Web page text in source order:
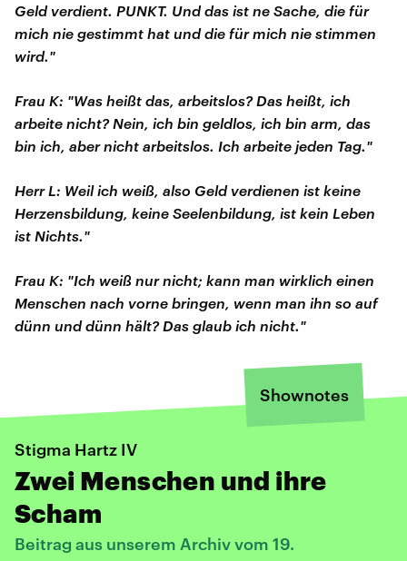
Geld verdient. PUNKT. Und das ist ne Sache, die für
mich nie gestimmt hat und die für mich nie stimmen
wird."
Frau K: "Was heißt das, arbeitslos? Das heißt, ich
arbeite nicht? Nein, ich bin geldlos, ich bin arm, das
bin ich, aber nicht arbeitslos. Ich arbeite jeden Tag."
Herr L: Weil ich weiß, also Geld verdienen ist keine
Herzensbildung, keine Seelenbildung, ist kein Leben
ist Nichts."
Frau K: "Ich weiß nur nicht; kann man wirklich einen
Menschen nach vorne bringen, wenn man ihn so auf
dünn und dünn hält? Das glaub ich nicht."
Shownotes
Stigma Hartz IV
Zwei Menschen und ihre
Scham
Beitrag aus unserem Archiv vom 19.